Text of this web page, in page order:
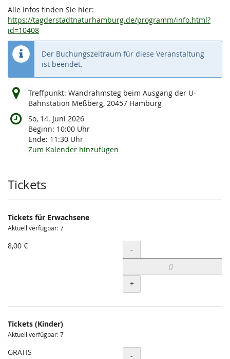
Alle Infos finden Sie hier:
https://tagderstadtnaturhamburg.de/programm/info.html?
id=10408
Der Buchungszeitraum für diese Veranstaltung
ist beendet.
Treffpunkt: Wandrahmsteg beim Ausgang der U-
Bahnstation Meßberg, 20457 Hamburg
So, 14. Juni 2026
Beginn: 10:00 Uhr
Ende: 11:30 Uhr
Zum Kalender hinzufügen
Produkte
Tickets
Tickets für Erwachsene
Aktuell verfügbar: 7
8,00 € Menge
-
+
Tickets (Kinder)
Aktuell verfügbar: 7
GRATIS Menge
-